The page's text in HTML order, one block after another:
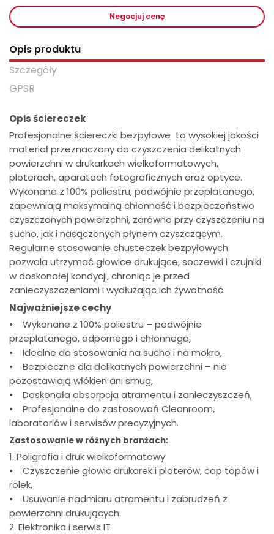
Negocjuj cenę
Opis produktu
Szczegóły
GPSR
Opis ściereczek
Profesjonalne ściereczki bezpyłowe to wysokiej jakości
materiał przeznaczony do czyszczenia delikatnych
powierzchni w drukarkach wielkoformatowych,
ploterach, aparatach fotograficznych oraz optyce.
Wykonane z 100% poliestru, podwójnie przeplatanego,
zapewniają maksymalną chłonność i bezpieczeństwo
czyszczonych powierzchni, zarówno przy czyszczeniu na
sucho, jak i nasączonych płynem czyszczącym.
Regularne stosowanie chusteczek bezpyłowych
pozwala utrzymać głowice drukujące, soczewki i czujniki
w doskonałej kondycji, chroniąc je przed
zanieczyszczeniami i wydłużając ich żywotność.
Najważniejsze cechy
• Wykonane z 100% poliestru – podwójnie
przeplatanego, odpornego i chłonnego,
• Idealne do stosowania na sucho i na mokro,
• Bezpieczne dla delikatnych powierzchni – nie
pozostawiają włókien ani smug,
• Doskonała absorpcja atramentu i zanieczyszczeń,
• Profesjonalne do zastosowań Cleanroom,
laboratoriów i serwisów precyzyjnych.
Zastosowanie w różnych branżach:
1️. Poligrafia i druk wielkoformatowy
• Czyszczenie głowic drukarek i ploterów, cap topów i
rolek,
• Usuwanie nadmiaru atramentu i zabrudzeń z
powierzchni drukujących.
2️. Elektronika i serwis IT